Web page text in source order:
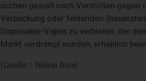
suchen gezielt nach Verstößen gegen
Verpackung oder fehlenden
Disposable-Vapes zu verbieten, der
Markt verdrängt wurden, erheblich
(Quelle：Nikkei Asia)